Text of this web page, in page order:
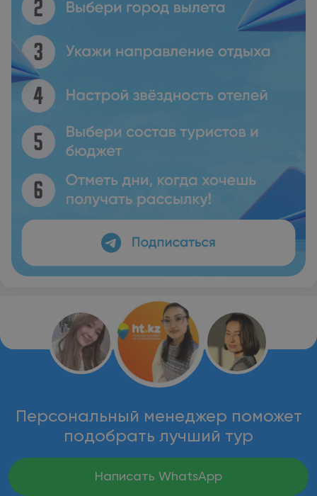
Персональный менеджер поможет
подобрать лучший тур
Написать WhatsApp